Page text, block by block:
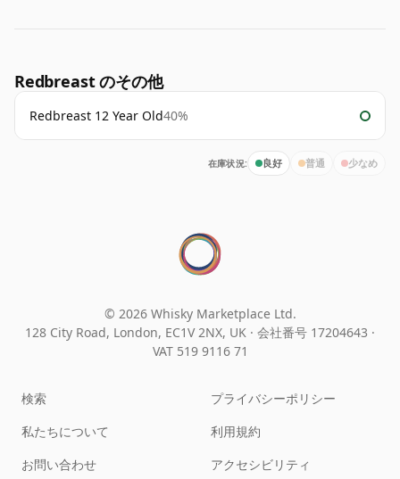
Redbreast のその他
Redbreast 12 Year Old40%
在庫状況: 良好 普通 少なめ
© 2026 Whisky Marketplace Ltd.
128 City Road, London, EC1V 2NX, UK · 会社番号 17204643 ·
VAT 519 9116 71
検索
私たちについて
お問い合わせ
プライバシーポリシー
利用規約
アクセシビリティ